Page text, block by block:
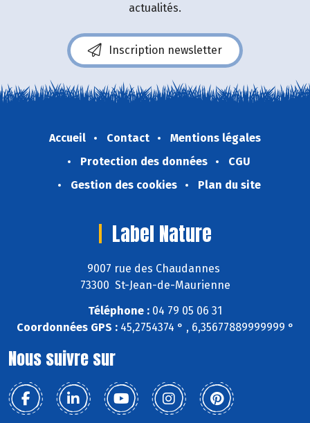
actualités.
Inscription newsletter
Accueil Contact
Mentions légales
Protection des données
CGU
Gestion des cookies
Plan du site
Label Nature
9007 rue des Chaudannes
73300 St-Jean-de-Maurienne
Téléphone : 04 79 05 06 31
Coordonnées GPS :45,2754374 ° , 6,35677889999999 °
Nous suivre sur